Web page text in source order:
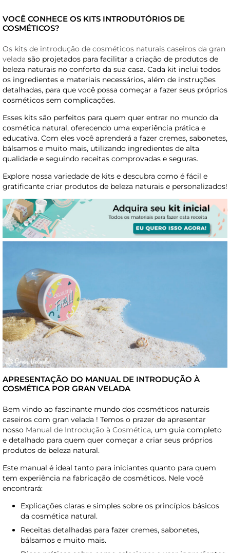
VOCÊ CONHECE OS KITS INTRODUTÓRIOS DE
COSMÉTICOS?
Os kits de introdução de cosméticos naturais caseiros da gran
velada são projetados para facilitar a criação de produtos de
beleza naturais no conforto da sua casa. Cada kit inclui todos
os ingredientes e materiais necessários, além de instruções
detalhadas, para que você possa começar a fazer seus próprios
cosméticos sem complicações.
Esses kits são perfeitos para quem quer entrar no mundo da
cosmética natural, oferecendo uma experiência prática e
educativa. Com eles você aprenderá a fazer cremes, sabonetes,
bálsamos e muito mais, utilizando ingredientes de alta
qualidade e seguindo receitas comprovadas e seguras.
Explore nossa variedade de kits e descubra como é fácil e
gratificante criar produtos de beleza naturais e personalizados!
APRESENTAÇÃO DO MANUAL DE INTRODUÇÃO À
COSMÉTICA POR GRAN VELADA
Bem vindo ao fascinante mundo dos cosméticos naturais
caseiros com gran velada ! Temos o prazer de apresentar
nosso Manual de Introdução à Cosmética, um guia completo
e detalhado para quem quer começar a criar seus próprios
produtos de beleza natural.
Este manual é ideal tanto para iniciantes quanto para quem
tem experiência na fabricação de cosméticos. Nele você
encontrará:
Explicações claras e simples sobre os princípios básicos
da cosmética natural.
Receitas detalhadas para fazer cremes, sabonetes,
bálsamos e muito mais.